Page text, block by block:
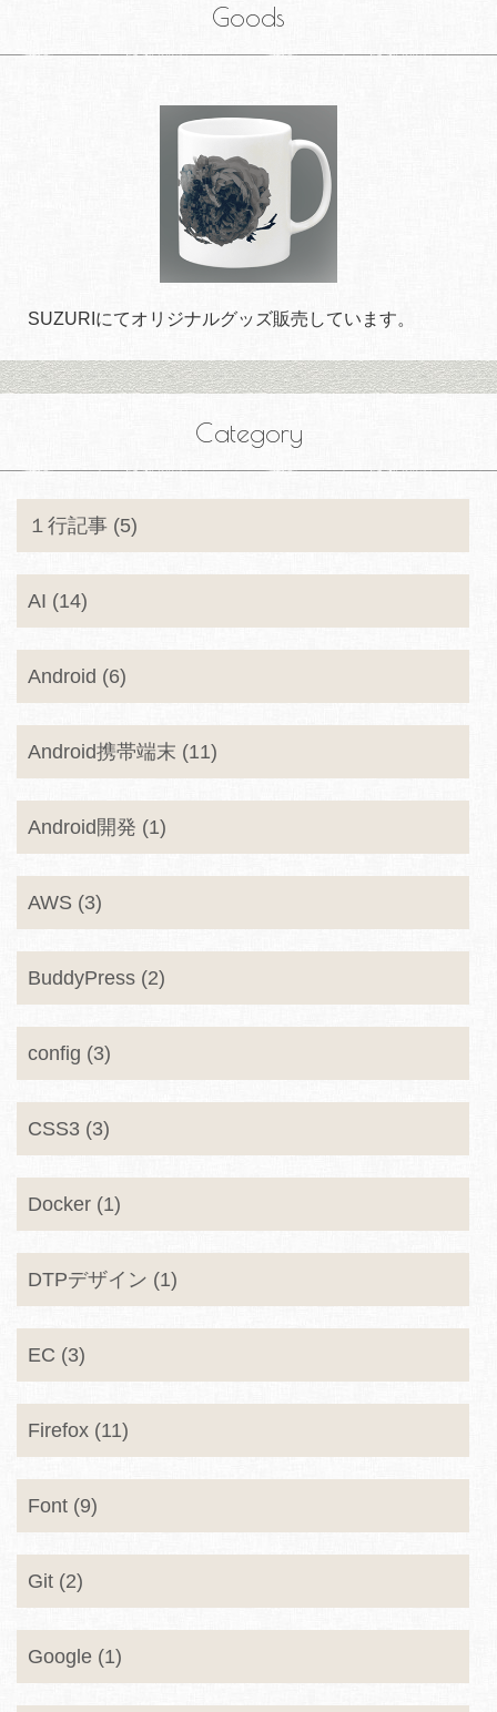
Goods
SUZURIにてオリジナルグッズ販売しています。
Category
１行記事 (5)
AI (14)
Android (6)
Android携帯端末 (11)
Android開発 (1)
AWS (3)
BuddyPress (2)
config (3)
CSS3 (3)
Docker (1)
DTPデザイン (1)
EC (3)
Firefox (11)
Font (9)
Git (2)
Google (1)